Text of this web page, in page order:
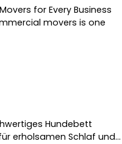
for Every Business
movers is one
Hundebett
erholsamen Schlaf und…